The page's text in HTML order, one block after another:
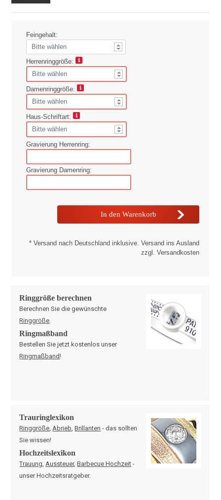
Feingehalt:
Herrenringgröße:
Damenringgröße:
Haus-Schriftart:
Gravierung Herrenring:
Gravierung Damenring:
* Versand nach Deutschland inklusive. Versand ins Ausland
zzgl. Versandkosten
Ringgröße berechnen
Berechnen Sie die gewünschte
Ringgröße
Ringmaßband
Bestellen Sie jetzt kostenlos unser
Ringmaßband!
Trauringlexikon
Ringgröße Abrieb ,Brillanten - das sollten
Sie wissen!
Hochzeitslexikon
Trauung Aussteuer,Barbecue Hochzeit -
unser Hochzeitsratgeber.